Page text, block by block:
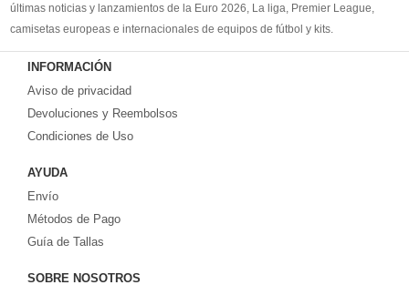
últimas noticias y lanzamientos de la Euro 2026, La liga, Premier League,
camisetas europeas e internacionales de equipos de fútbol y kits.
Comprecamisetas de futbol baratasen la tienda deportiva más grande de
Europa. ¡Grandes ofertas en todas las camisetas del club de fútbol, ​​kits
europeos e internacionales, todo a los precios más bajos!
Compre nuestra gran selección de
equipaciones, camisetas y un portero a partir de €17.6. Diseños de fútbol
INFORMACIÓN
Aviso de privacidad
Devoluciones y Reembolsos
Condiciones de Uso
AYUDA
Envío
Métodos de Pago
Guía de Tallas
SOBRE NOSOTROS